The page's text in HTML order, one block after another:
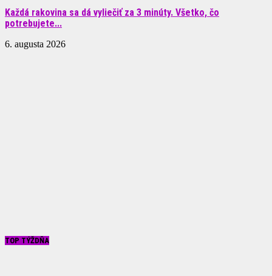
Každá rakovina sa dá vyliečiť za 3 minúty. Všetko, čo
potrebujete...
6. augusta 2026
TOP TÝŽDŇA